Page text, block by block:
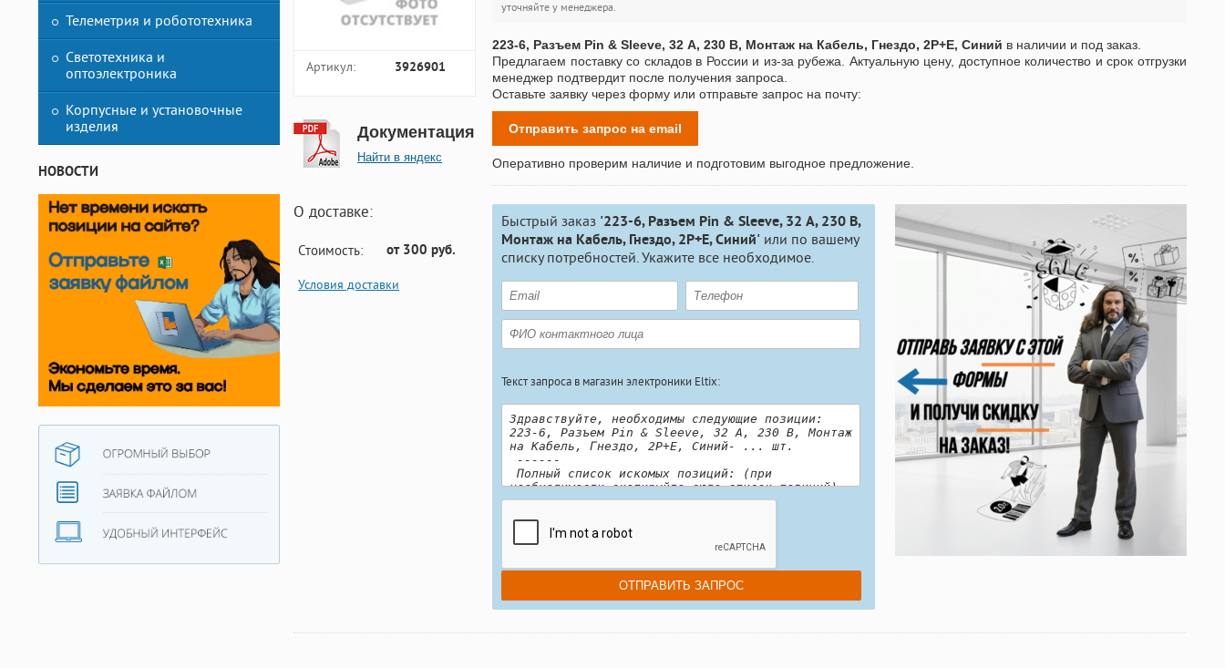
Телеметрия и робототехника
Светотехника и
оптоэлектроника
Корпусные и установочные
изделия
НОВОСТИ
уточняйте у менеджера.
223-6, Разъем Pin & Sleeve, 32 А, 230 В, Монтаж на Кабель, Гнездо, 2P+E, Синий в наличии и под заказ.
Предлагаем поставку со складов в России и из-за рубежа. Актуальную цену, доступное количество и срок отгрузки
менеджер подтвердит после получения запроса.
Оставьте заявку через форму или отправьте запрос на почту:
Отправить запрос на email
Оперативно проверим наличие и подготовим выгодное предложение.
Быстрый заказ '223-6, Разъем Pin & Sleeve, 32 А, 230 В,
Монтаж на Кабель, Гнездо, 2P+E, Синий' или по вашему
списку потребностей. Укажите все необходимое.
Текст запроса в магазин электроники Eltix:
Артикул: 3926901
Документация
Найти в яндекс
О доставке:
Стоимость: от 300 руб.
Условия доставки